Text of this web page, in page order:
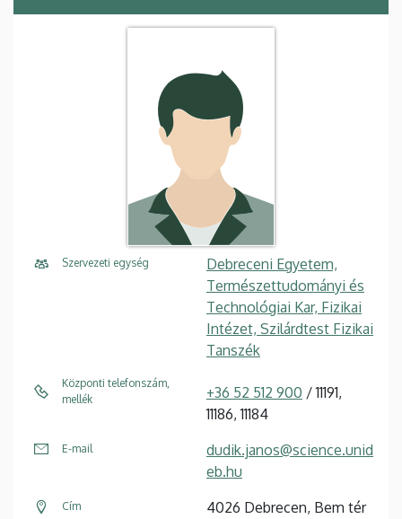
Szervezeti egység
Debreceni Egyetem,
Természettudományi és
Technológiai Kar, Fizikai
Intézet, Szilárdtest Fizikai
Tanszék
Központi telefonszám,
mellék
+36 52 512 900 / 11191,
11186, 11184
E-mail
dudik.janos@science.unid
eb.hu
Cím
4026 Debrecen, Bem tér